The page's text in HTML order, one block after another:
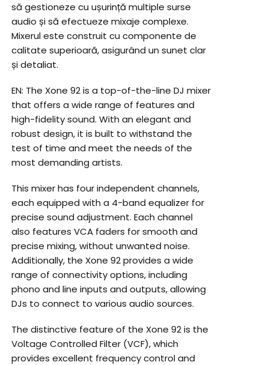
să gestioneze cu ușurință multiple surse
audio și să efectueze mixaje complexe.
Mixerul este construit cu componente de
calitate superioară, asigurând un sunet clar
și detaliat.
EN: The Xone 92 is a top-of-the-line DJ mixer
that offers a wide range of features and
high-fidelity sound. With an elegant and
robust design, it is built to withstand the
test of time and meet the needs of the
most demanding artists.
This mixer has four independent channels,
each equipped with a 4-band equalizer for
precise sound adjustment. Each channel
also features VCA faders for smooth and
precise mixing, without unwanted noise.
Additionally, the Xone 92 provides a wide
range of connectivity options, including
phono and line inputs and outputs, allowing
DJs to connect to various audio sources.
The distinctive feature of the Xone 92 is the
Voltage Controlled Filter (VCF), which
provides excellent frequency control and